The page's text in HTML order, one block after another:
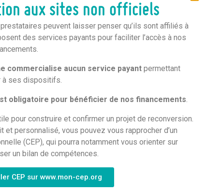
100 % EN LIGNE
entreprises : fidélisation des équipes, anticipation des
professionnels.
prévenir l’usure professionnelle, valoriser les salariés
et vous inspirer des témoignages d’entreprises sur la
:
leursretours d’expérience sur la mobilité interne
professionnellevous aidera à anticiper les impacts pour
aux sites non officiels
peuvent laisser penser qu’ils sont affiliés à
des services payants pour faciliter l’accès à nos
commercialise aucun service payant permettant
à ses dispositifs.
obligatoire pour bénéficier de nos financements
pour construire et confirmer un projet de reconversion.
et personnalisé, vous pouvez vous rapprocher d’un
(CEP), qui pourra notamment vous orienter sur
un bilan de compétences.
CEP sur www.mon-cep.org